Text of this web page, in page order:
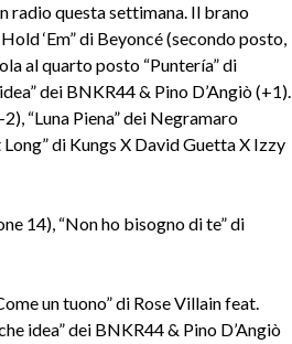
radio questa settimana. Il brano
‘Em” di Beyoncé (secondo posto,
al quarto posto “Puntería” di
dei BNKR44 & Pino D’Angiò (+1).
“Luna Piena” dei Negramaro
di Kungs X David Guetta X Izzy
14), “Non ho bisogno di te” di
un tuono” di Rose Villain feat.
idea” dei BNKR44 & Pino D’Angiò